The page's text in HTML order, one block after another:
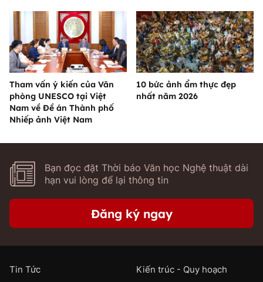
Tham vấn ý kiến của Văn
phòng UNESCO tại Việt
Nam về Đề án Thành phố
Nhiếp ảnh Việt Nam
10 bức ảnh ẩm thực đẹp
nhất năm 2026
Bạn đọc đặt Thời báo Văn học Nghệ thuật dài
hạn vui lòng để lại thông tin
Đăng ký ngay
Tin Tức
Kiến trúc - Quy hoạch